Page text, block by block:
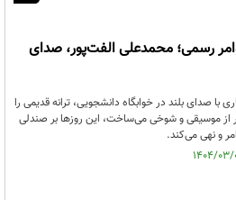
رسمی؛ محمدعلی الفت‌پور، صدای
با صدای بلند در خوابگاه دانشجویی، ترانه‌ ‌قدیمی را
از موسیقی و شوخی می‌ساخت، این روزها بر صندلی
و نهی می‌کند.